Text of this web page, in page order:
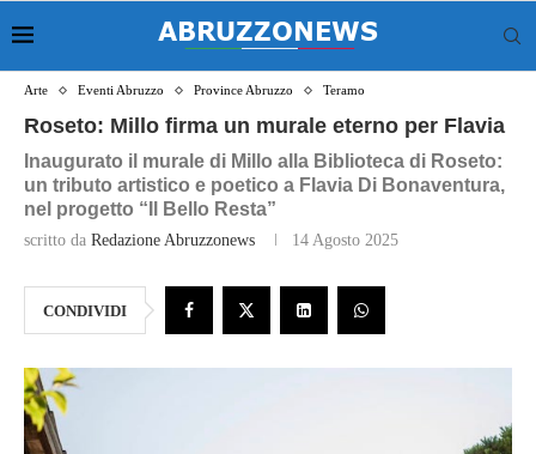
Arte Eventi Abruzzo Province Abruzzo Teramo
Roseto: Millo firma un murale eterno per Flavia
Inaugurato il murale di Millo alla Biblioteca di Roseto:
un tributo artistico e poetico a Flavia Di Bonaventura,
nel progetto “Il Bello Resta”
scritto da Redazione Abruzzonews 14 Agosto 2025
CONDIVIDI